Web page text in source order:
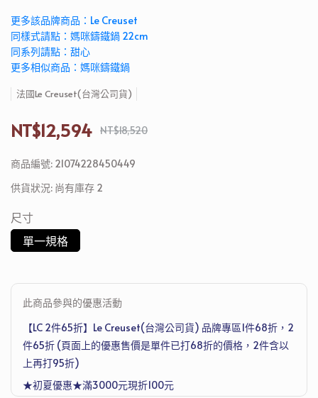
更多該品牌商品：Le Creuset
同樣式請點：媽咪鑄鐵鍋 22cm
同系列請點：甜心
更多相似商品：媽咪鑄鐵鍋
法國Le Creuset(台灣公司貨)
NT$12,594 NT$18,520
商品編號: 21074228450449
供貨狀況: 尚有庫存 2
尺寸
單一規格
此商品參與的優惠活動
【LC 2件65折】Le Creuset(台灣公司貨) 品牌專區1件68折，2
件65折 (頁面上的優惠售價是單件已打68折的價格，2件含以
上再打95折)
★初夏優惠★滿3000元現折100元